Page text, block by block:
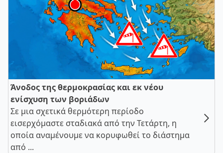
Άνοδος της θερμοκρασίας και εκ νέου
ενίσχυση των βοριάδων
Σε μια σχετικά θερμότερη περίοδο
εισερχόμαστε σταδιακά από την Τετάρτη, η
οποία αναμένουμε να κορυφωθεί το διάστημα
από ...